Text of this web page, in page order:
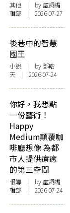
其他 | by 虛詞編
輯部 | 2026-07-27
後巷中的智慧
國王
小說 | by 鄧皓
天 | 2026-07-24
你好，我想點
一份藝術！
Happy
Medium顛覆咖
啡廳想像 為都
市人提供療癒
的第三空間
報導 | by 虛詞編
輯部 | 2026-07-24